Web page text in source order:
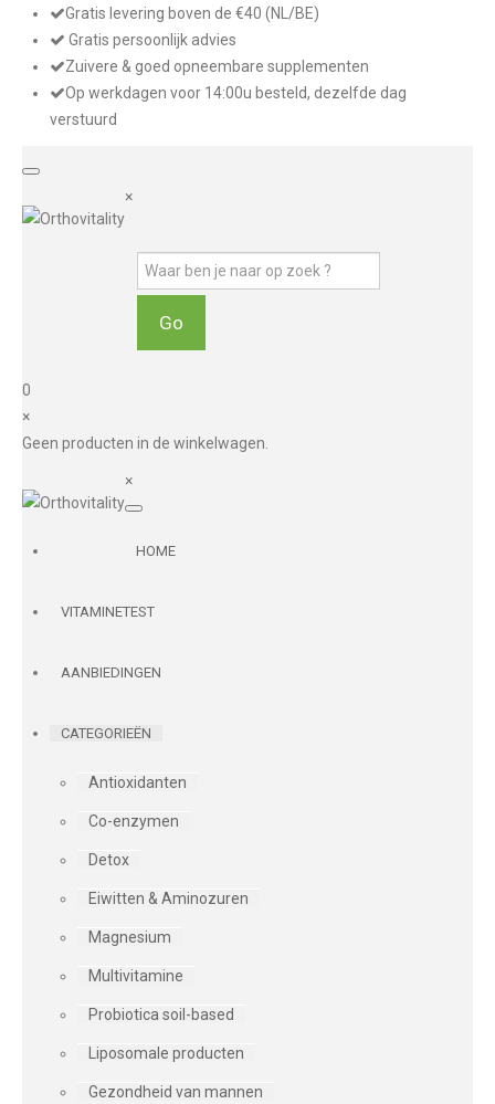
Gratis levering boven de €40 (NL/BE)
Gratis persoonlijk advies
Zuivere & goed opneembare supplementen
Op werkdagen voor 14:00u besteld, dezelfde dag
verstuurd
×
0
×
Geen producten in de winkelwagen.
×
HOME
VITAMINETEST
AANBIEDINGEN
CATEGORIEËN
Antioxidanten
Co-enzymen
Detox
Eiwitten & Aminozuren
Magnesium
Multivitamine
Probiotica soil-based
Liposomale producten
Gezondheid van mannen